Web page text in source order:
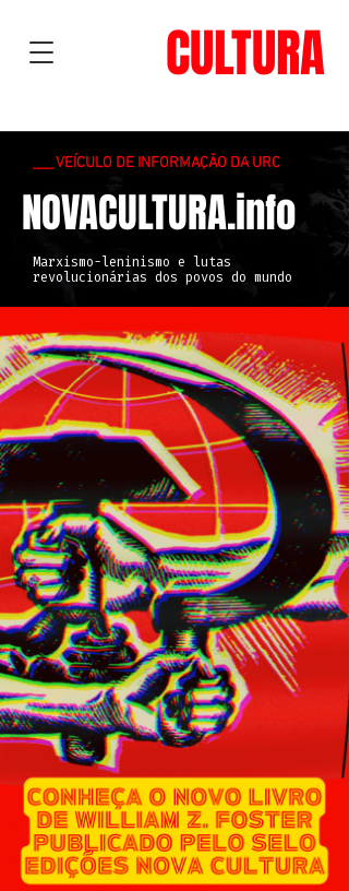
CULTURA
___ VEÍCULO DE INFORMAÇÃO DA URC
NOVACULTURA.info
Marxismo-leninismo e lutas
revolucionárias dos povos do mundo